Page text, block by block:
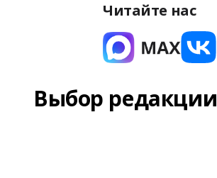
Читайте нас
Выбор редакции